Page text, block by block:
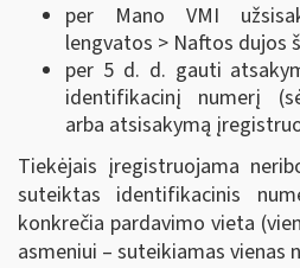
per Mano VMI
lengvatos > Naftos dujos
per 5 d. d. gauti
identifikacinį numerį
arba atsisakymą
Tiekėjais įregistruojama
suteiktas identifikacinis
konkrečia pardavimo vieta
asmeniui – suteikiamas vienas